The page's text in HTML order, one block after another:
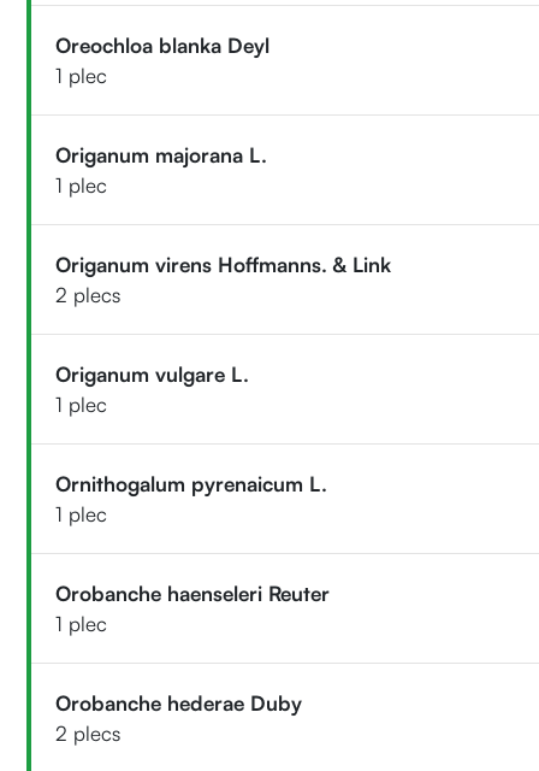
Oreochloa blanka Deyl
1 plec
Origanum majorana L.
1 plec
Origanum virens Hoffmanns. & Link
2 plecs
Origanum vulgare L.
1 plec
Ornithogalum pyrenaicum L.
1 plec
Orobanche haenseleri Reuter
1 plec
Orobanche hederae Duby
2 plecs